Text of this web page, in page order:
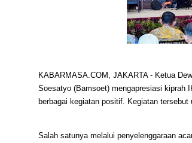
KABARMASA.COM, JAKARTA - Ketua
Soesatyo (Bamsoet) mengapresiasi kiprah
berbagai kegiatan positif. Kegiatan
Salah satunya melalui penyelenggaraan